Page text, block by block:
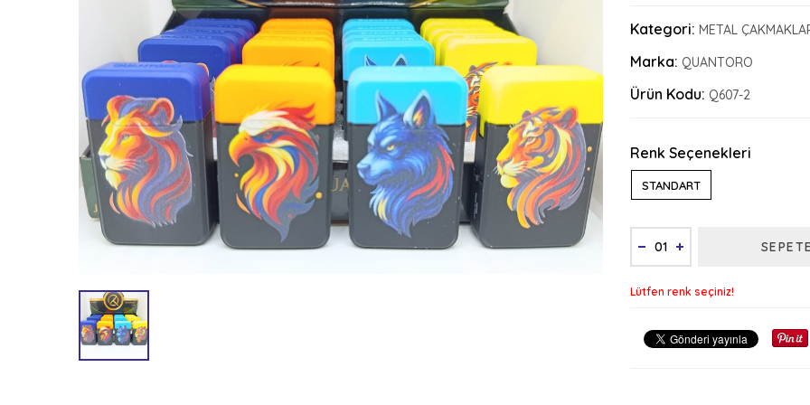
Kategori: METAL
Marka: QUANTORO
Ürün Kodu: Q607-2
Renk Seçenekleri
STANDART
Lütfen renk seçiniz!